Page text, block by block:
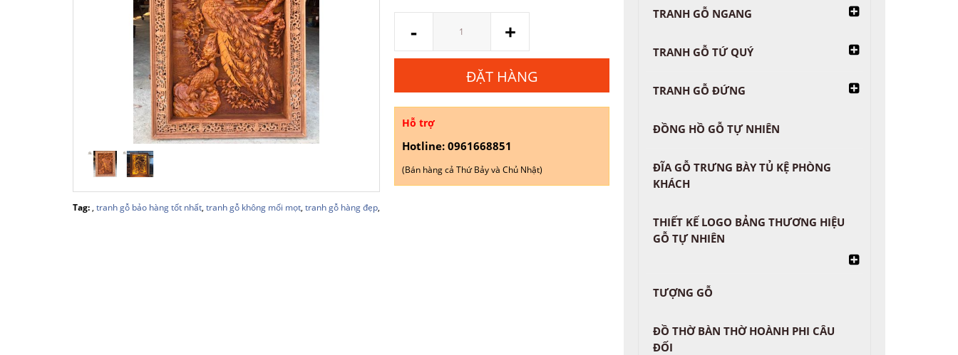
Tag:, tranh gỗ bảo hàng tốt nhất, tranh gỗ không mối mọt, tranh gỗ hàng đẹp,
- +
ĐẶT HÀNG
Hỗ trợ
Hotline: 0961668851
(Bán hàng cả Thứ Bảy và Chủ Nhật)
TRANH GỖ NGANG
TRANH GỖ TỨ QUÝ
TRANH GỖ ĐỨNG
ĐỒNG HỒ GỖ TỰ NHIÊN
ĐĨA GỖ TRƯNG BÀY TỦ KỆ PHÒNG
KHÁCH
THIẾT KẾ LOGO BẢNG THƯƠNG HIỆU
GỖ TỰ NHIÊN
TƯỢNG GỖ
ĐỒ THỜ BÀN THỜ HOÀNH PHI CÂU
ĐỐI